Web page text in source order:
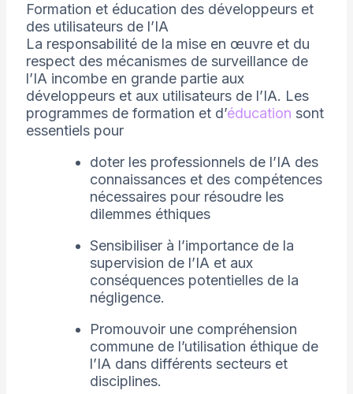
Formation et éducation des développeurs et
des utilisateurs de l’IA
La responsabilité de la mise en œuvre et du
respect des mécanismes de surveillance de
l’IA incombe en grande partie aux
développeurs et aux utilisateurs de l’IA. Les
programmes de formation et d’éducation sont
essentiels pour
doter les professionnels de l’IA des
connaissances et des compétences
nécessaires pour résoudre les
dilemmes éthiques
Sensibiliser à l’importance de la
supervision de l’IA et aux
conséquences potentielles de la
négligence.
Promouvoir une compréhension
commune de l’utilisation éthique de
l’IA dans différents secteurs et
disciplines.